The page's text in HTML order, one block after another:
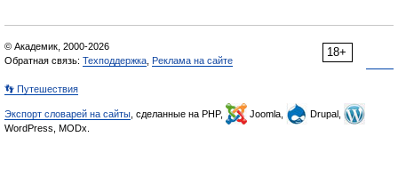
18+
© Академик, 2000-2026
Обратная связь: Техподдержка Реклама на сайте
👣 Путешествия
Экспорт словарей на сайты , сделанные на PHP, Joomla,
Drupal,
WordPress, MODx.